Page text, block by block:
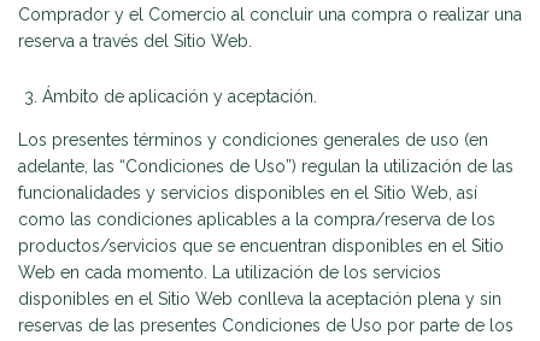
Comprador y el Comercio al concluir una compra o realizar una
reserva a través del Sitio Web.
Ámbito de aplicación y aceptación.
Los presentes términos y condiciones generales de uso (en
adelante, las “Condiciones de Uso”) regulan la utilización de las
funcionalidades y servicios disponibles en el Sitio Web, así
como las condiciones aplicables a la compra/reserva de los
productos/servicios que se encuentran disponibles en el Sitio
Web en cada momento. La utilización de los servicios
disponibles en el Sitio Web conlleva la aceptación plena y sin
reservas de las presentes Condiciones de Uso por parte de los